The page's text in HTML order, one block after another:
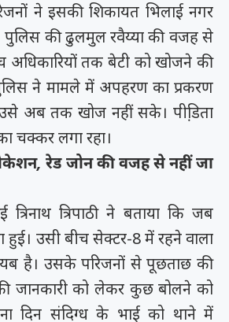
ने इसकी शिकायत भिलाई नगर
पुलिस की ढुलमुल रवैय्या की वजह से
अधिकारियों तक बेटी को खोजने की
ने मामले में अपहरण का प्रकरण
अब तक खोज नहीं सके। पीडि़ता
चक्कर लगा रहा।
रेड जोन की वजह से नहीं जा
त्रिपाठी ने बताया कि जब
उसी बीच सेक्टर-8 में रहने वाला
है। उसके परिजनों से पूछताछ की
जानकारी को लेकर कुछ बोलने को
दिन संदिग्ध के भाई को थाने में